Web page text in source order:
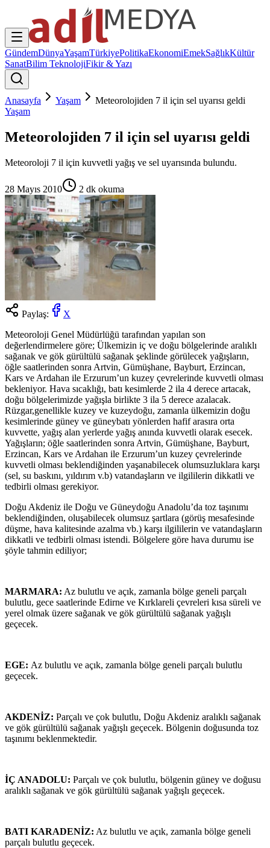
GündemDünyaYaşamTürkiyePolitikaEkonomiEmekSağlıkKültür
SanatBilim TeknolojiFikir & Yazı
Anasayfa Yaşam
Meteorolojiden 7 il için sel uyarısı geldi
Yaşam
Meteorolojiden 7 il için sel uyarısı geldi
Meteoroloji 7 il için kuvvetli yağış ve sel uyarısında bulundu.
28 Mayıs 2010 2 dk okuma
Paylaş:
X
Meteoroloji Genel Müdürlüğü tarafından yapılan son
değerlendirmelere göre; Ülkemizin iç ve doğu bölgelerinde aralıklı
sağanak ve gök gürültülü sağanak şeklinde görülecek yağışların,
öğle saatlerinden sonra Artvin, Gümüşhane, Bayburt, Erzincan,
Kars ve Ardahan ile Erzurum’un kuzey çevrelerinde kuvvetli olması
bekleniyor. Hava sıcaklığı, batı kesimlerde 2 ila 4 derece artacak,
doğu bölgelerimizde yağışla birlikte 3 ila 5 derece azalacak.
Rüzgar,genellikle kuzey ve kuzeydoğu, zamanla ülkemizin doğu
kesimlerinde güney ve güneybatı yönlerden hafif arasıra orta
kuvvette, yağış alan yerlerde yağış anında kuvvetli olarak esecek.
Yağışların; öğle saatlerinden sonra Artvin, Gümüşhane, Bayburt,
Erzincan, Kars ve Ardahan ile Erzurum’un kuzey çevrelerinde
kuvvetli olması beklendiğinden yaşanabilecek olumsuzluklara karşı
(sel, su baskını, yıldırım v.b) vatandaşların ve ilgililerin dikkatli ve
tedbirli olması gerekiyor.
Doğu Akdeniz ile Doğu ve Güneydoğu Anadolu’da toz taşınımı
beklendiğinden, oluşabilecek olumsuz şartlara (görüş mesafesinde
düşme, hava kalitesinde azalma vb.) karşı ilgililerin ve vatandaşların
dikkatli ve tedbirli olması istendi. Bölgelere göre hava durumu ise
şöyle tahmin ediliyor;
MARMARA: Az bulutlu ve açık, zamanla bölge geneli parçalı
bulutlu, gece saatlerinde Edirne ve Kırklareli çevreleri kısa süreli ve
yerel olmak üzere sağanak ve gök gürültülü sağanak yağışlı
geçecek.
EGE: Az bulutlu ve açık, zamanla bölge geneli parçalı bulutlu
geçecek.
AKDENİZ: Parçalı ve çok bulutlu, Doğu Akdeniz aralıklı sağanak
ve gök gürültülü sağanak yağışlı geçecek. Bölgenin doğusunda toz
taşınımı beklenmektedir.
İÇ ANADOLU: Parçalı ve çok bulutlu, bölgenin güney ve doğusu
aralıklı sağanak ve gök gürültülü sağanak yağışlı geçecek.
BATI KARADENİZ: Az bulutlu ve açık, zamanla bölge geneli
parçalı bulutlu geçecek.